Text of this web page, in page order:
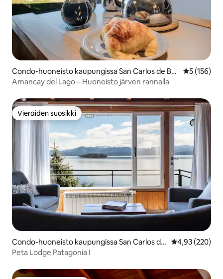
Condo-huoneisto kaupungissa San Carlos de Bar
iloche
5 (156)
Amancay del Lago – Huoneisto järven rannalla
Vieraiden suosikki
Vieraiden suosikki
Condo-huoneisto kaupungissa San Carlos de
Bariloche
4,93 (220)
Peta Lodge Patagonia I